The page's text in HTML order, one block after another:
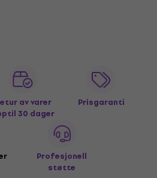
av varer
30 dager
Prisgaranti
Profesjonell
støtte